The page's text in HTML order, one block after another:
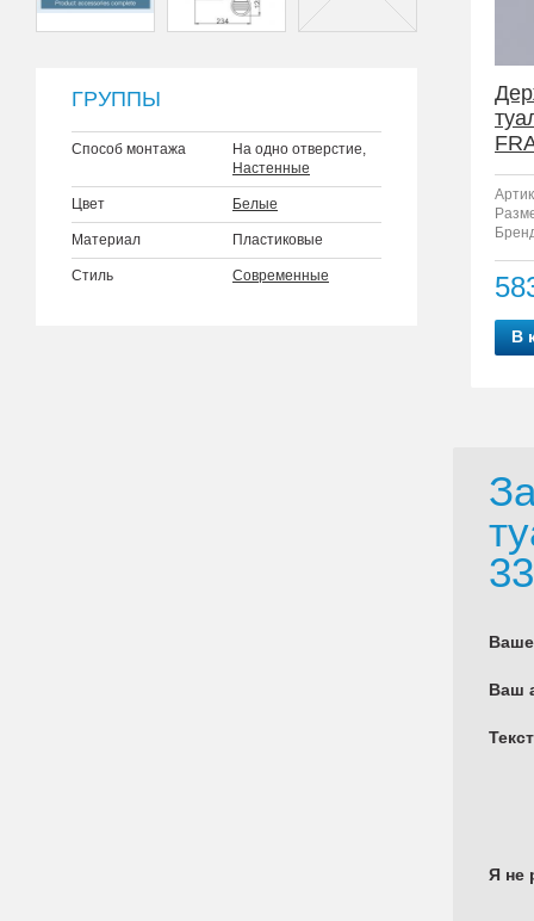
ГРУППЫ
Способ монтажа
На одно отверстие,
Настенные
Цвет Белые
Материал Пластиковые
Стиль Современные
В
Ваш
Я не